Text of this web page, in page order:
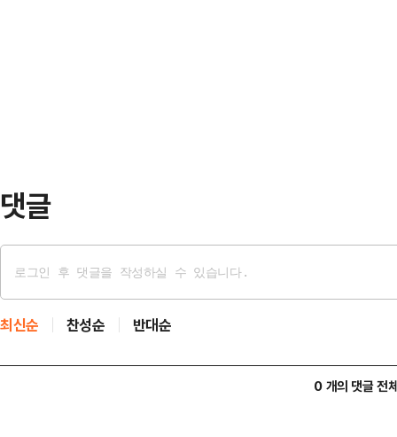
댓글
최신순 찬성순 반대순
0 개의 댓글 전